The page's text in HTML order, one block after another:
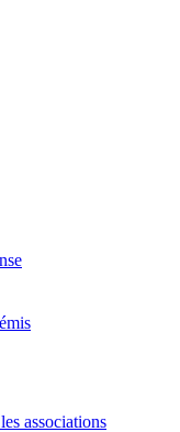
associations